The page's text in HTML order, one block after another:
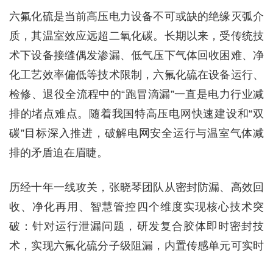
六氟化硫是当前高压电力设备不可或缺的绝缘灭弧介
质，其温室效应远超二氧化碳。长期以来，受传统技
术下设备接缝偶发渗漏、低气压下气体回收困难、净
化工艺效率偏低等技术限制，六氟化硫在设备运行、
检修、退役全流程中的“跑冒滴漏”一直是电力行业减
排的堵点难点。随着我国特高压电网快速建设和“双
碳”目标深入推进，破解电网安全运行与温室气体减
排的矛盾迫在眉睫。
历经十年一线攻关，张晓琴团队从密封防漏、高效回
收、净化再用、智慧管控四个维度实现核心技术突
破：针对运行泄漏问题，研发复合胶体即时密封技
术，实现六氟化硫分子级阻漏，内置传感单元可实时